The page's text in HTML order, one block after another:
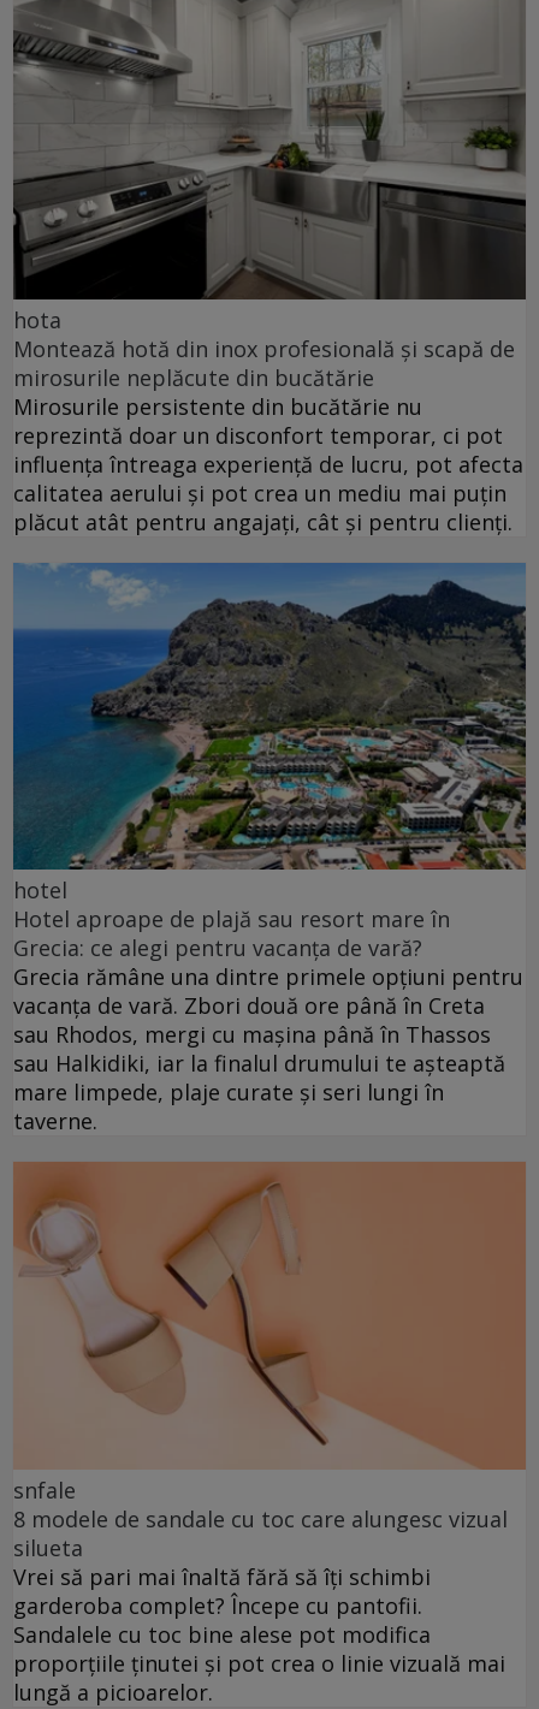
hota
Montează hotă din inox profesională și scapă de
mirosurile neplăcute din bucătărie
Mirosurile persistente din bucătărie nu
reprezintă doar un disconfort temporar, ci pot
influența întreaga experiență de lucru, pot afecta
calitatea aerului și pot crea un mediu mai puțin
plăcut atât pentru angajați, cât și pentru clienți.
hotel
Hotel aproape de plajă sau resort mare în
Grecia: ce alegi pentru vacanța de vară?
Grecia rămâne una dintre primele opțiuni pentru
vacanța de vară. Zbori două ore până în Creta
sau Rhodos, mergi cu mașina până în Thassos
sau Halkidiki, iar la finalul drumului te așteaptă
mare limpede, plaje curate și seri lungi în
taverne.
snfale
8 modele de sandale cu toc care alungesc vizual
silueta
Vrei să pari mai înaltă fără să îți schimbi
garderoba complet? Începe cu pantofii.
Sandalele cu toc bine alese pot modifica
proporțiile ținutei și pot crea o linie vizuală mai
lungă a picioarelor.